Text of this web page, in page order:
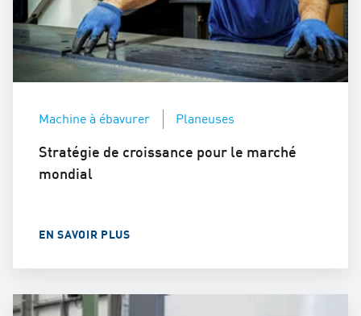
Machine à ébavurer Planeuses
Stratégie de croissance pour le marché
mondial
EN SAVOIR PLUS